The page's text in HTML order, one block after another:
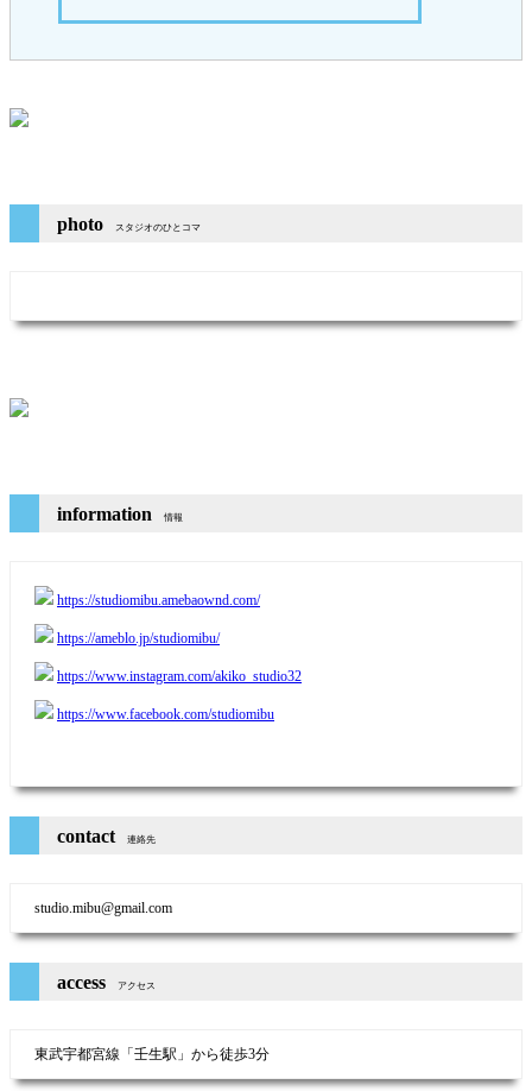
photo スタジオのひとコマ
information 情報
https://studiomibu.amebaownd.com/
https://ameblo.jp/studiomibu/
https://www.instagram.com/akiko_studio32
https://www.facebook.com/studiomibu
contact 連絡先
studio.mibu@gmail.com
access アクセス
東武宇都宮線「壬生駅」から徒歩3分